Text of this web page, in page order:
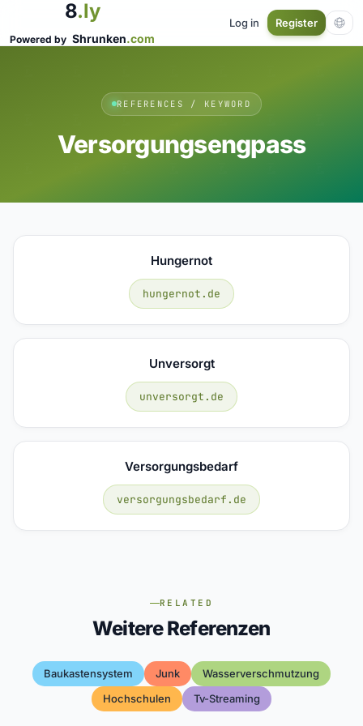
8.ly
Powered by Shrunken.com
Log in Register
REFERENCES / KEYWORD
Versorgungsengpass
Hungernot
hungernot.de
Unversorgt
unversorgt.de
Versorgungsbedarf
versorgungsbedarf.de
RELATED
Weitere Referenzen
Baukastensystem Junk
Wasserverschmutzung
Hochschulen
Tv-Streaming